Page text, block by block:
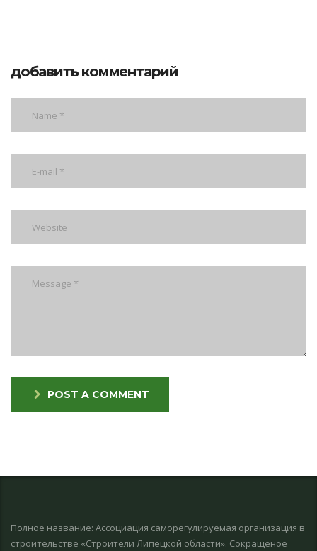
добавить комментарий
POST A COMMENT
Полное название: Ассоциация саморегулируемая организация в
строительстве «Строители Липецкой области». Сокращеное